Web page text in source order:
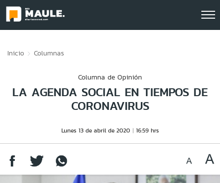
Inicio Columnas
Columna de Opinión
LA AGENDA SOCIAL EN TIEMPOS DE
CORONAVIRUS
Lunes 13 de abril de 2020 16:59 hrs